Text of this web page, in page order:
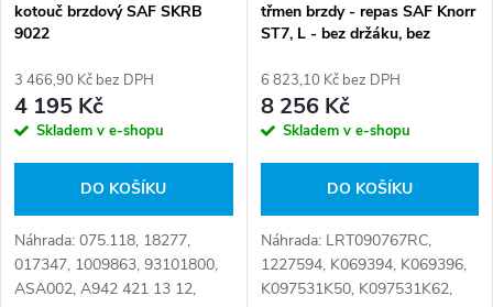
kotouč brzdový SAF SKRB
9022
3 466,90 Kč bez DPH
4 195 Kč
Skladem v e-shopu
DO KOŠÍKU
Náhrada: 075.118, 18277,
017347, 1009863, 93101800,
ASA002, A942 421 13 12,
třmen brzdy - repas SAF Knorr
ST7, L - bez držáku, bez
6 823,10 Kč bez DPH
8 256 Kč
Skladem v e-shopu
DO KOŠÍKU
Náhrada: LRT090767RC,
1227594, K069394, K069396,
K097531K50, K097531K62,